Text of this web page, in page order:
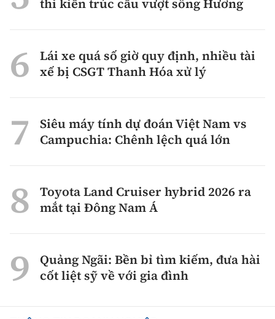
thi kiến trúc cầu vượt sông Hương
Lái xe quá số giờ quy định, nhiều tài
xế bị CSGT Thanh Hóa xử lý
Siêu máy tính dự đoán Việt Nam vs
Campuchia: Chênh lệch quá lớn
Toyota Land Cruiser hybrid 2026 ra
mắt tại Đông Nam Á
Quảng Ngãi: Bền bỉ tìm kiếm, đưa hài
cốt liệt sỹ về với gia đình